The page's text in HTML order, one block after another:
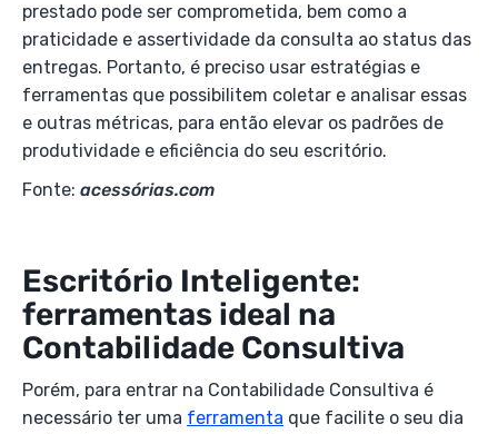
prestado pode ser comprometida, bem como a
praticidade e assertividade da consulta ao status das
entregas. Portanto, é preciso usar estratégias e
ferramentas que possibilitem coletar e analisar essas
e outras métricas, para então elevar os padrões de
produtividade e eficiência do seu escritório.
Fonte: acessórias.com
Escritório Inteligente:
ferramentas ideal na
Contabilidade Consultiva
Porém, para entrar na Contabilidade Consultiva é
necessário ter uma ferramenta que facilite o seu dia